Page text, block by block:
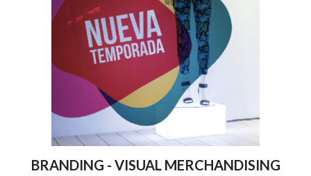
BRANDING - VISUAL MERCHANDISING